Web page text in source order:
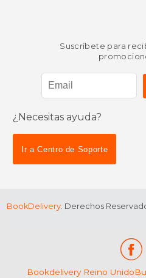
Suscríbete para
¿Necesitas ayuda?
Ir a Centro de Soporte
BookDelivery. Derechos
Bookdelivery Reino Unido